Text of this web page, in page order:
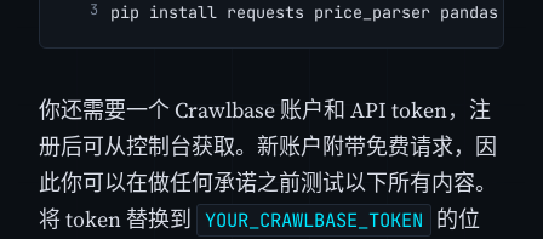
pip install requests price_parser pandas
你还需要一个 Crawlbase 账户和 API token，注
册后可从控制台获取。新账户附带免费请求，因
此你可以在做任何承诺之前测试以下所有内容。
将 token 替换到 YOUR_CRAWLBASE_TOKEN
的位